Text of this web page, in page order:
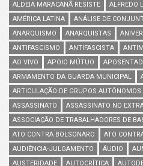
ALDEIA MARACANÃ RESISTE
ALFREDO
AMÉRICA LATINA
ANÁLISE DE
ANARQUISMO
ANARQUISTAS
ANTIFASCISMO
ANTIFASCISTA
AO VIVO
APOIO MÚTUO
ARMAMENTO DA GUARDA MUNICIPAL
ARTICULAÇÃO DE GRUPOS AUTÔNOMOS
ASSASSINATO
ASSASSINATO NO
ASSOCIAÇÃO DE TRABALHADORES DE
ATO CONTRA BOLSONARO
ATO
AUDIÊNCIA-JULGAMENTO
ÁUDIO
AUSTERIDADE
AUTOCRÍTICA